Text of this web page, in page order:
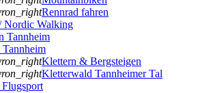
Rennrad fahren
Nordic Walking
Tannheim
Klettern & Bergsteigen
Kletterwald Tannheimer Tal